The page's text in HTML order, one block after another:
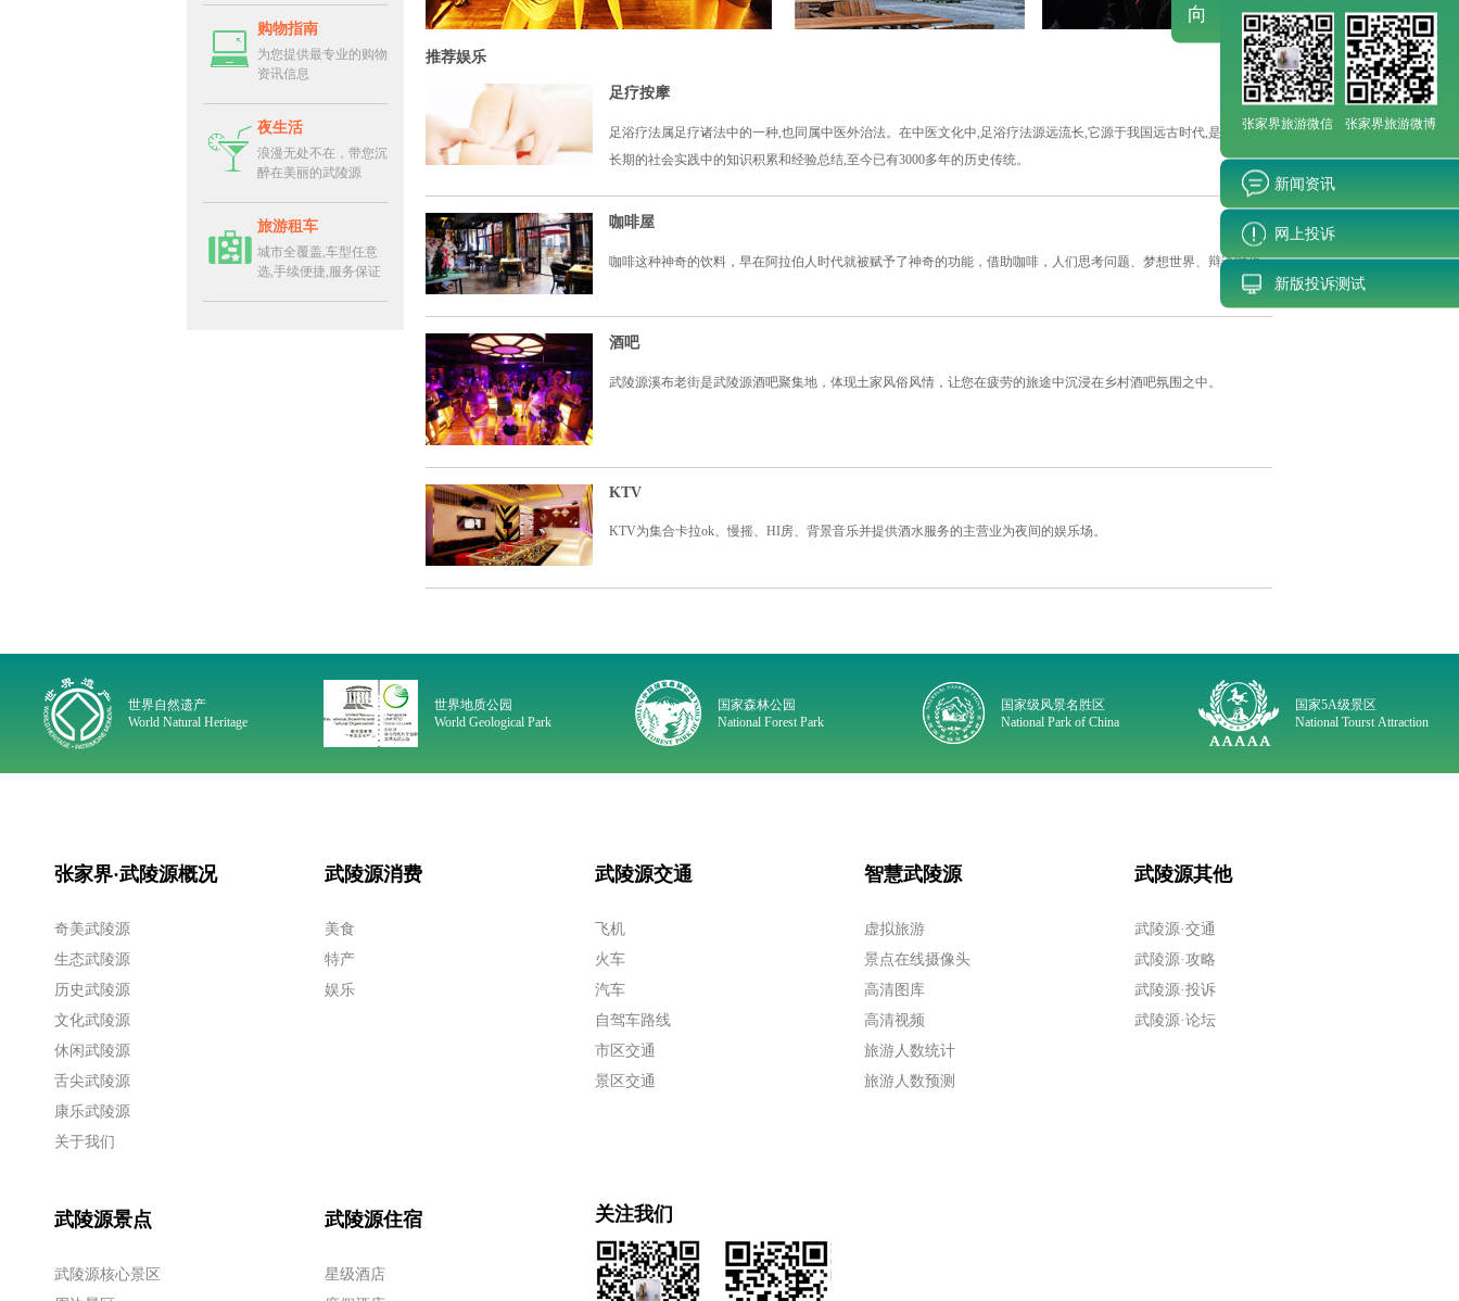
推荐娱乐
足疗按摩
足浴疗法属足疗诸法中的一种,也同属中医外治法。在中医文化中,足浴疗法源远流长,它源于我国远古时代,是人们在
长期的社会实践中的知识积累和经验总结,至今已有3000多年的历史传统。
咖啡屋
咖啡这种神奇的饮料，早在阿拉伯人时代就被赋予了神奇的功能，借助咖啡，人们思考问题、梦想世界、辩论时政
酒吧
武陵源溪布老街是武陵源酒吧聚集地，体现土家风俗风情，让您在疲劳的旅途中沉浸在乡村酒吧氛围之中。
KTV
KTV为集合卡拉ok、慢摇、HI房、背景音乐并提供酒水服务的主营业为夜间的娱乐场。
购物指南
为您提供最专业的购物
资讯信息
夜生活
浪漫无处不在，带您沉
醉在美丽的武陵源
旅游租车
城市全覆盖,车型任意
选,手续便捷,服务保证
世界自然遗产
World Natural Heritage
世界地质公园
World Geological Park
国家森林公园
National Forest Park
国家级风景名胜区
National Park of China
国家5A级景区
National Tourst Attraction
张家界·武陵源概况
奇美武陵源
生态武陵源
历史武陵源
文化武陵源
休闲武陵源
舌尖武陵源
康乐武陵源
关于我们
武陵源消费
美食
特产
娱乐
武陵源交通
飞机
火车
汽车
自驾车路线
市区交通
景区交通
智慧武陵源
虚拟旅游
景点在线摄像头
高清图库
高清视频
旅游人数统计
旅游人数预测
武陵源其他
武陵源·交通
武陵源·攻略
武陵源·投诉
武陵源·论坛
武陵源景点
武陵源核心景区
武陵源住宿
星级酒店
关注我们
向
张家界旅游微信 张家界旅游微博
新闻资讯
网上投诉
新版投诉测试